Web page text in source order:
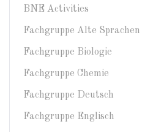
BNE Activities
Fachgruppe Alte Sprachen
Fachgruppe Biologie
Fachgruppe Chemie
Fachgruppe Deutsch
Fachgruppe Englisch